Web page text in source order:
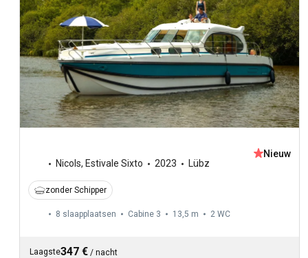
Nicols, Estivale Sixto 2023 Lübz
Nieuw
zonder Schipper
8 slaapplaatsen Cabine 3 13,5 m 2 WC
Laagste347 € / nacht